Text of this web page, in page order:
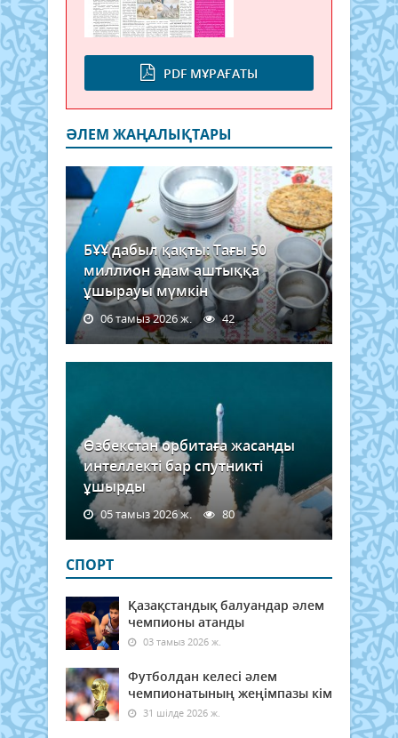
PDF МҰРАҒАТЫ
ӘЛЕМ ЖАҢАЛЫҚТАРЫ
БҰҰ дабыл қақты: Тағы 50
миллион адам аштыққа
ұшырауы мүмкін
06 тамыз 2026 ж. 42
Өзбекстан орбитаға жасанды
интеллекті бар спутникті
ұшырды
05 тамыз 2026 ж. 80
СПОРТ
Қазақстандық балуандар әлем
чемпионы атанды
03 тамыз 2026 ж.
Футболдан келесі әлем
чемпионатының жеңімпазы кім
31 шілде 2026 ж.